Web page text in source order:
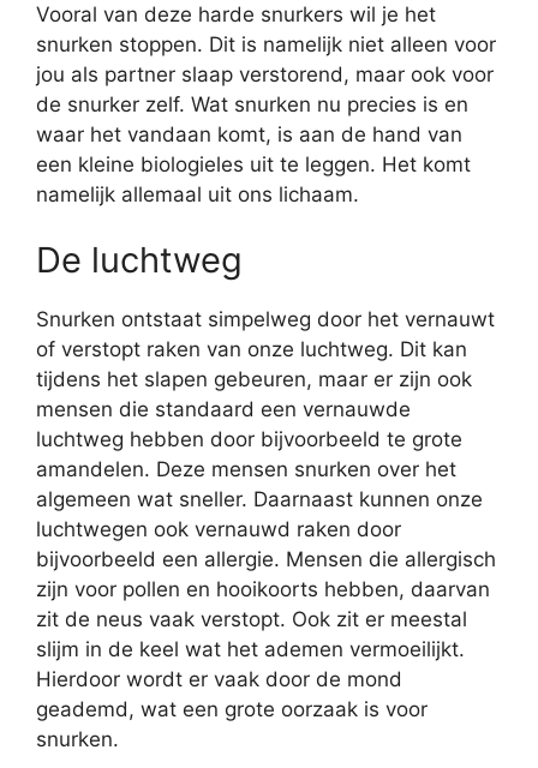
Vooral van deze harde snurkers wil je het
snurken stoppen. Dit is namelijk niet alleen voor
jou als partner slaap verstorend, maar ook voor
de snurker zelf. Wat snurken nu precies is en
waar het vandaan komt, is aan de hand van
een kleine biologieles uit te leggen. Het komt
namelijk allemaal uit ons lichaam.
De luchtweg
Snurken ontstaat simpelweg door het vernauwt
of verstopt raken van onze luchtweg. Dit kan
tijdens het slapen gebeuren, maar er zijn ook
mensen die standaard een vernauwde
luchtweg hebben door bijvoorbeeld te grote
amandelen. Deze mensen snurken over het
algemeen wat sneller. Daarnaast kunnen onze
luchtwegen ook vernauwd raken door
bijvoorbeeld een allergie. Mensen die allergisch
zijn voor pollen en hooikoorts hebben, daarvan
zit de neus vaak verstopt. Ook zit er meestal
slijm in de keel wat het ademen vermoeilijkt.
Hierdoor wordt er vaak door de mond
geademd, wat een grote oorzaak is voor
snurken.